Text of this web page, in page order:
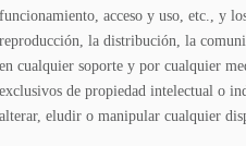
funcionamiento, acceso y uso, etc., y
reproducción, la distribución, la
en cualquier soporte y por cualquier
exclusivos de propiedad intelectual o
alterar, eludir o manipular cualquier